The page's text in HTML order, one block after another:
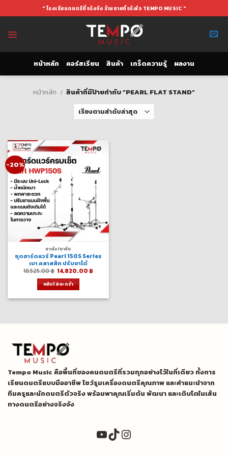
to
" โรงเรียนดนตรีที่จริงจัง ร้านขายที่จริงใจ TEMPO MUSIC "
หน้าหลัก คอร์สเรียน สินค้า เกร็ดความรู้ ผลงาน
หน้าหลัก / สินค้าที่มีป้ายกำกับ “PEARL FLAT STAND”
-20%
ขาตั้ง/ขาจับ
ชุดฮาร์ดแวร์ Pearl 150S Series
เบา คลาสสิก ปรับขาได้
18,525.00฿ Original
price
was:
18,525.00 ฿.
14,820.00 ฿
หยิบใส่ตะกร้า
Tempo Music คือพื้นที่ของคนดนตรีที่รวมทุกอย่างไว้ในที่เดียว ทั้งการ
เรียนดนตรีแบบมืออาชีพ โชว์รูมเครื่องดนตรีคุณภาพ และคำแนะนำจาก
ทีมครูและนักดนตรีตัวจริง พร้อมพาคุณเริ่มต้น พัฒนา และเติบโตในเส้น
ทางดนตรีอย่างจริงจัง
YouTube
TikTok
Instagram